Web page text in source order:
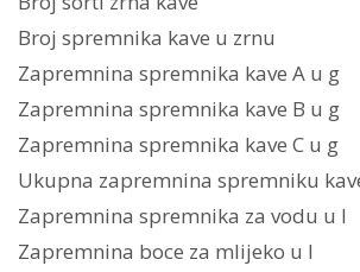
Broj spremnika kave u zrnu
Zapremnina spremnika kave A u g
Zapremnina spremnika kave B u g
Zapremnina spremnika kave C u g
Ukupna zapremnina spremniku
Zapremnina spremnika za vodu u l
Zapremnina boce za mlijeko u l